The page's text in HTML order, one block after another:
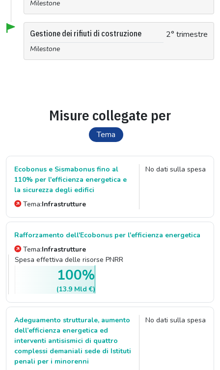
Milestone
Gestione dei rifiuti di costruzione
Milestone
2° trimestre
Misure collegate per
Tema
Ecobonus e Sismabonus fino al
110% per l'efficienza energetica e
la sicurezza degli edifici
Tema:Infrastrutture
No dati sulla spesa
Rafforzamento dell'Ecobonus per l'efficienza energetica
Tema:Infrastrutture
Spesa effettiva delle risorse PNRR
100%
(13.9 Mld €)
Adeguamento strutturale, aumento
dell’efficienza energetica ed
interventi antisismici di quattro
complessi demaniali sede di Istituti
penali per i minorenni
No dati sulla spesa